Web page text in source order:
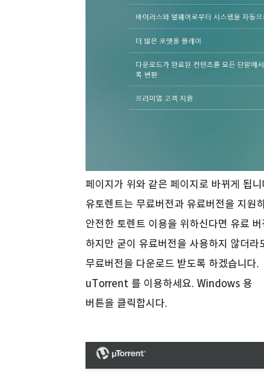
페이지가 위와 같은 페이지로 바뀌게 됩니
유토렌트는 무료버전과 유료버전을 지원
안전한 토렌트 이용을 위하신다면 유료
하지만 굳이 유료버전을 사용하지 않더라
무료버전을 다운로드 받도록 하겠습니다.
uTorrent 를 이용하세요. Windows 용
버튼을 클릭합시다.